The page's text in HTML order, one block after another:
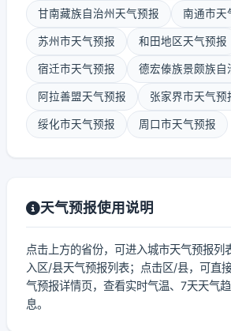
甘南藏族自治州天气预报 南通市天
苏州市天气预报 和田地区天气预报
宿迁市天气预报 德宏傣族景颇族自
阿拉善盟天气预报 张家界市天气预
绥化市天气预报 周口市天气预报
天气预报使用说明
点击上方的省份，可进入城市天气预报列
入区/县天气预报列表；点击区/县，可直
气预报详情页，查看实时气温、7天天气
息。